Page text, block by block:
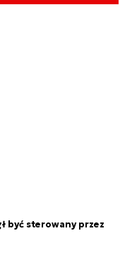
być sterowany przez